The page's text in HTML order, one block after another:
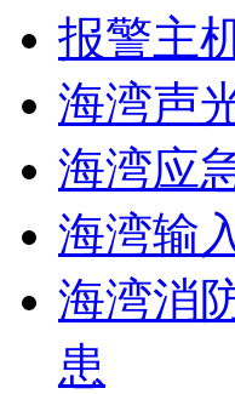
报警主
海湾声
海湾应
海湾输
海湾消
患